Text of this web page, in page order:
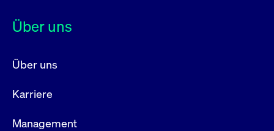
Über uns
Über uns
Karriere
Management